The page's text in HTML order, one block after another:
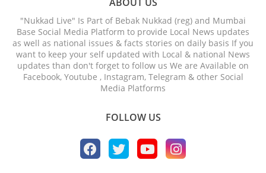
"Nukkad Live" Is Part of Bebak Nukkad (reg) and Mumbai
Base Social Media Platform to provide Local News updates
as well as national issues & facts stories on daily basis If you
want to keep your self updated with Local & national News
updates than don't forget to follow us We are Available on
Facebook, Youtube , Instagram, Telegram & other Social
Media Platforms
FOLLOW US